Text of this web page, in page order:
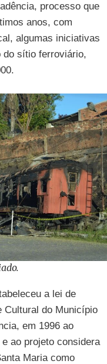
processo que
anos, com
algumas iniciativas
do sítio ferroviário,
a lei de
Cultural do Município
em 1996 ao
ao projeto considera
Maria como